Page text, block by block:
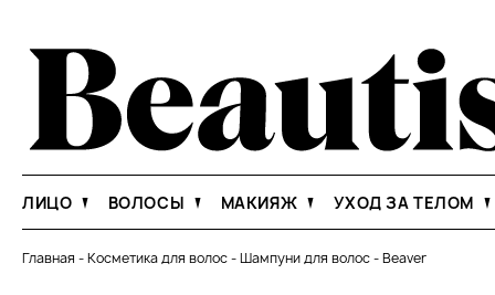
ЛИЦО ВОЛОСЫ МАКИЯЖ УХОД ЗА ТЕЛОМ
Главная -Косметика для волос-Шампуни для волос-Beaver